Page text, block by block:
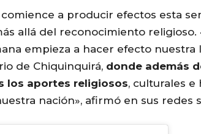
a producir efectos esta
allá del reconocimiento religioso.
empieza a hacer efecto nuestra
de Chiquinquirá, donde además
los aportes religiosos, culturales e
nación», afirmó en sus redes